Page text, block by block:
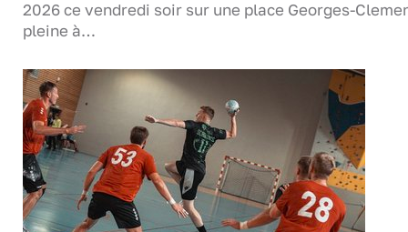
2026 ce vendredi soir sur une place Georges-
pleine à…